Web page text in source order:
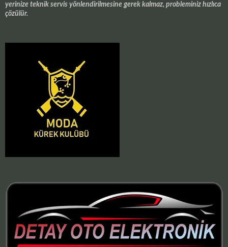
yerinize teknik servis yönlendirilmesine gerek kalmaz, probleminiz hızlıca
çözülür.